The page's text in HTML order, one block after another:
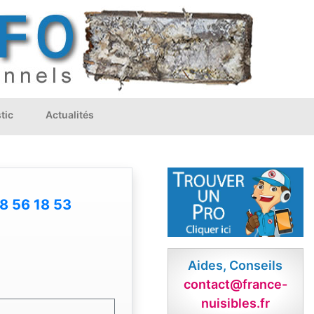
Actualités
56 18 53
Aides, Conseils
contact@france-
nuisibles.fr